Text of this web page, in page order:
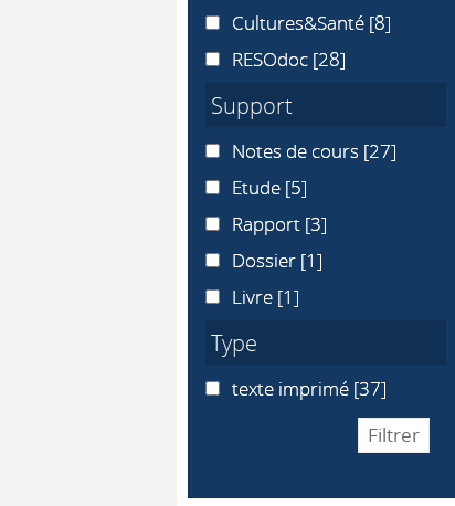
Cultures&Santé
Cultures&Santé [8]
RESOdoc
RESOdoc [28]
Support
Notes de cours
Notes de cours [27]
EtudeEtude [5]
Rapport
Rapport [3]
Dossier
Dossier [1]
LivreLivre [1]
Type
texte imprimé
texte imprimé [37]